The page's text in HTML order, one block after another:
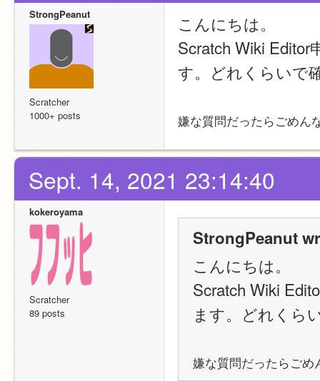
StrongPeanut
Scratcher
1000+ posts
こんにちは。
Scratch Wiki
す。どれくらいで
嫌な質問だったらごめん
Sept. 14, 2021 23:14:40
kokeroyama
Scratcher
89 posts
StrongPeanut
こんにちは。
Scratch Wiki
ます。どれくら
嫌な質問だったらごめ